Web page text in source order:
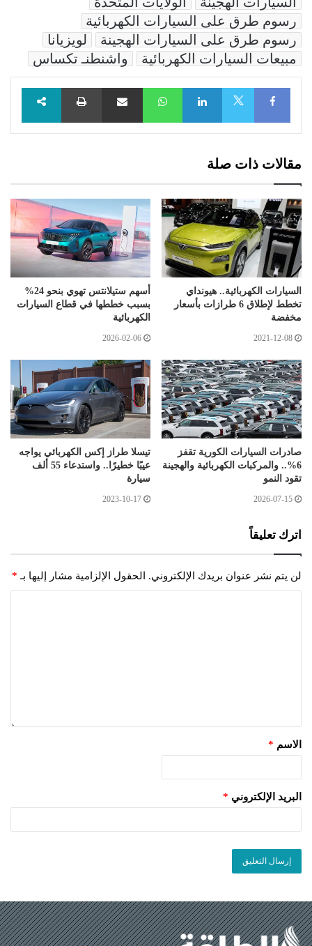
رسوم طرق على السيارات الكهربائية
رسوم طرق على السيارات الهجينة
لويزيانا
مبيعات السيارات الكهربائية
واشنطنـ تكساس
Facebook
LinkedIn
WhatsAppمشاركة عبر البريد طباعة
مقالات ذات صلة
السيارات الكهربائية.. هيونداي
تخطط لإطلاق 6 طرازات بأسعار
مخفضة
2021-12-08
أسهم ستيلانتس تهوي بنحو 24%
بسبب خططها في قطاع السيارات
الكهربائية
2026-02-06
صادرات السيارات الكورية تقفز
6%.. والمركبات الكهربائية والهجينة
تقود النمو
2026-07-15
تيسلا طراز إكس الكهربائي يواجه
عيبًا خطيرًا.. واستدعاء 55 ألف
سيارة
2023-10-17
اترك تعليقاً
لن يتم نشر عنوان بريدك الإلكتروني. الحقول الإلزامية مشار إليها بـ *
الاسم *
البريد الإلكتروني *